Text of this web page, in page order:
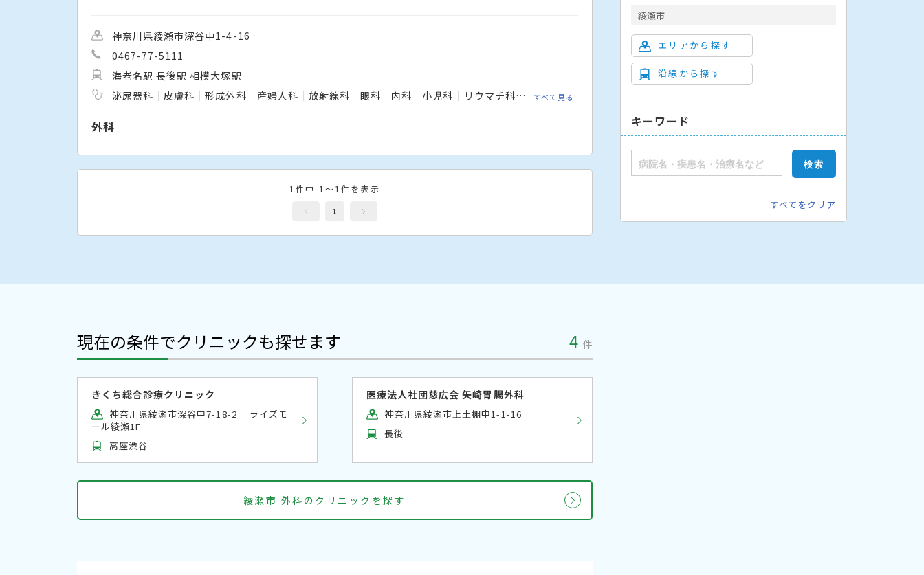
神奈川県綾瀬市深谷中1-4-16
0467-77-5111
海老名駅 長後駅 相模大塚駅
泌尿器科
皮膚科 形成外科 産婦人科 放射線科 眼科 内科 小児科 リウマチ科 整形外科
すべて見る
外科
1件中 1～1件を表示
1
綾瀬市
エリアから探す
沿線から探す
キーワード
すべてをクリア
現在の条件でクリニックも探せます 4 件
きくち総合診療クリニック
神奈川県綾瀬市深谷中7-18-2 ライズモ
ール綾瀬1F
高座渋谷
医療法人社団慈広会 矢崎胃腸外科
神奈川県綾瀬市上土棚中1-1-16
長後
綾瀬市 外科のクリニックを探す